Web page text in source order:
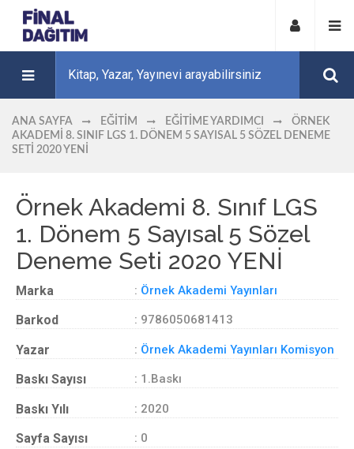
ANA SAYFA EĞITIM EĞITIME YARDIMCI
ÖRNEK
AKADEMI 8. SINIF LGS 1. DÖNEM 5 SAYISAL 5 SÖZEL DENEME
SETI 2020 YENİ
Örnek Akademi 8. Sınıf LGS
1. Dönem 5 Sayısal 5 Sözel
Deneme Seti 2020 YENİ
Marka : Örnek Akademi Yayınları
Barkod : 9786050681413
Yazar : Örnek Akademi Yayınları Komisyon
Baskı Sayısı : 1.Baskı
Baskı Yılı : 2020
Sayfa Sayısı : 0